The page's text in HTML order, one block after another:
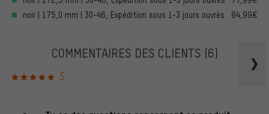
noir | 175,0 mm | 30-46, Expédition sous 1-3 jours ouvrés
84,99€
COMMENTAIRES DES CLIENTS (6)
5